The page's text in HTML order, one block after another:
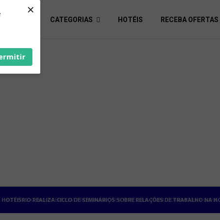
×
CATEGORIAS HOTÉIS RECEBA OFERTAS
HOTÉISRIO REALIZA CICLO DE SEMINÁRIOS SOBRE RELAÇÕES DE TRABALHO NA